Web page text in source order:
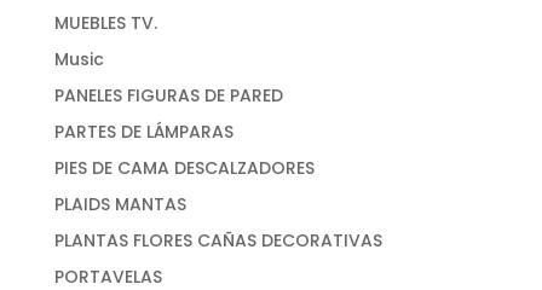
MUEBLES TV.
Music
PANELES FIGURAS DE PARED
PARTES DE LÁMPARAS
PIES DE CAMA DESCALZADORES
PLAIDS MANTAS
PLANTAS FLORES CAÑAS DECORATIVAS
PORTAVELAS